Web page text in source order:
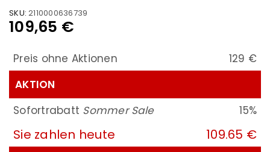
SKU: 2110000636739
109,65 €
Preis ohne Aktionen
129 €
AKTION
Sofortrabatt Sommer Sale 15%
Sie zahlen heute 109.65 €